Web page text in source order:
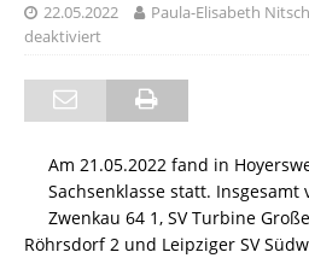
22.05.2022 Paula-Elisabeth
deaktiviert
Am 21.05.2022 fand in
Sachsenklasse statt. Insgesamt
Zwenkau 64 1, SV Turbine
Röhrsdorf 2 und Leipziger SV